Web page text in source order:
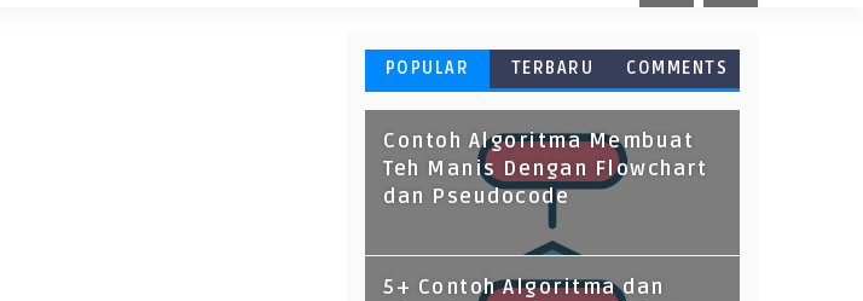
POPULAR TERBARU COMMENTS
Contoh Algoritma Membuat
Teh Manis Dengan Flowchart
dan Pseudocode
5+ Contoh Algoritma dan